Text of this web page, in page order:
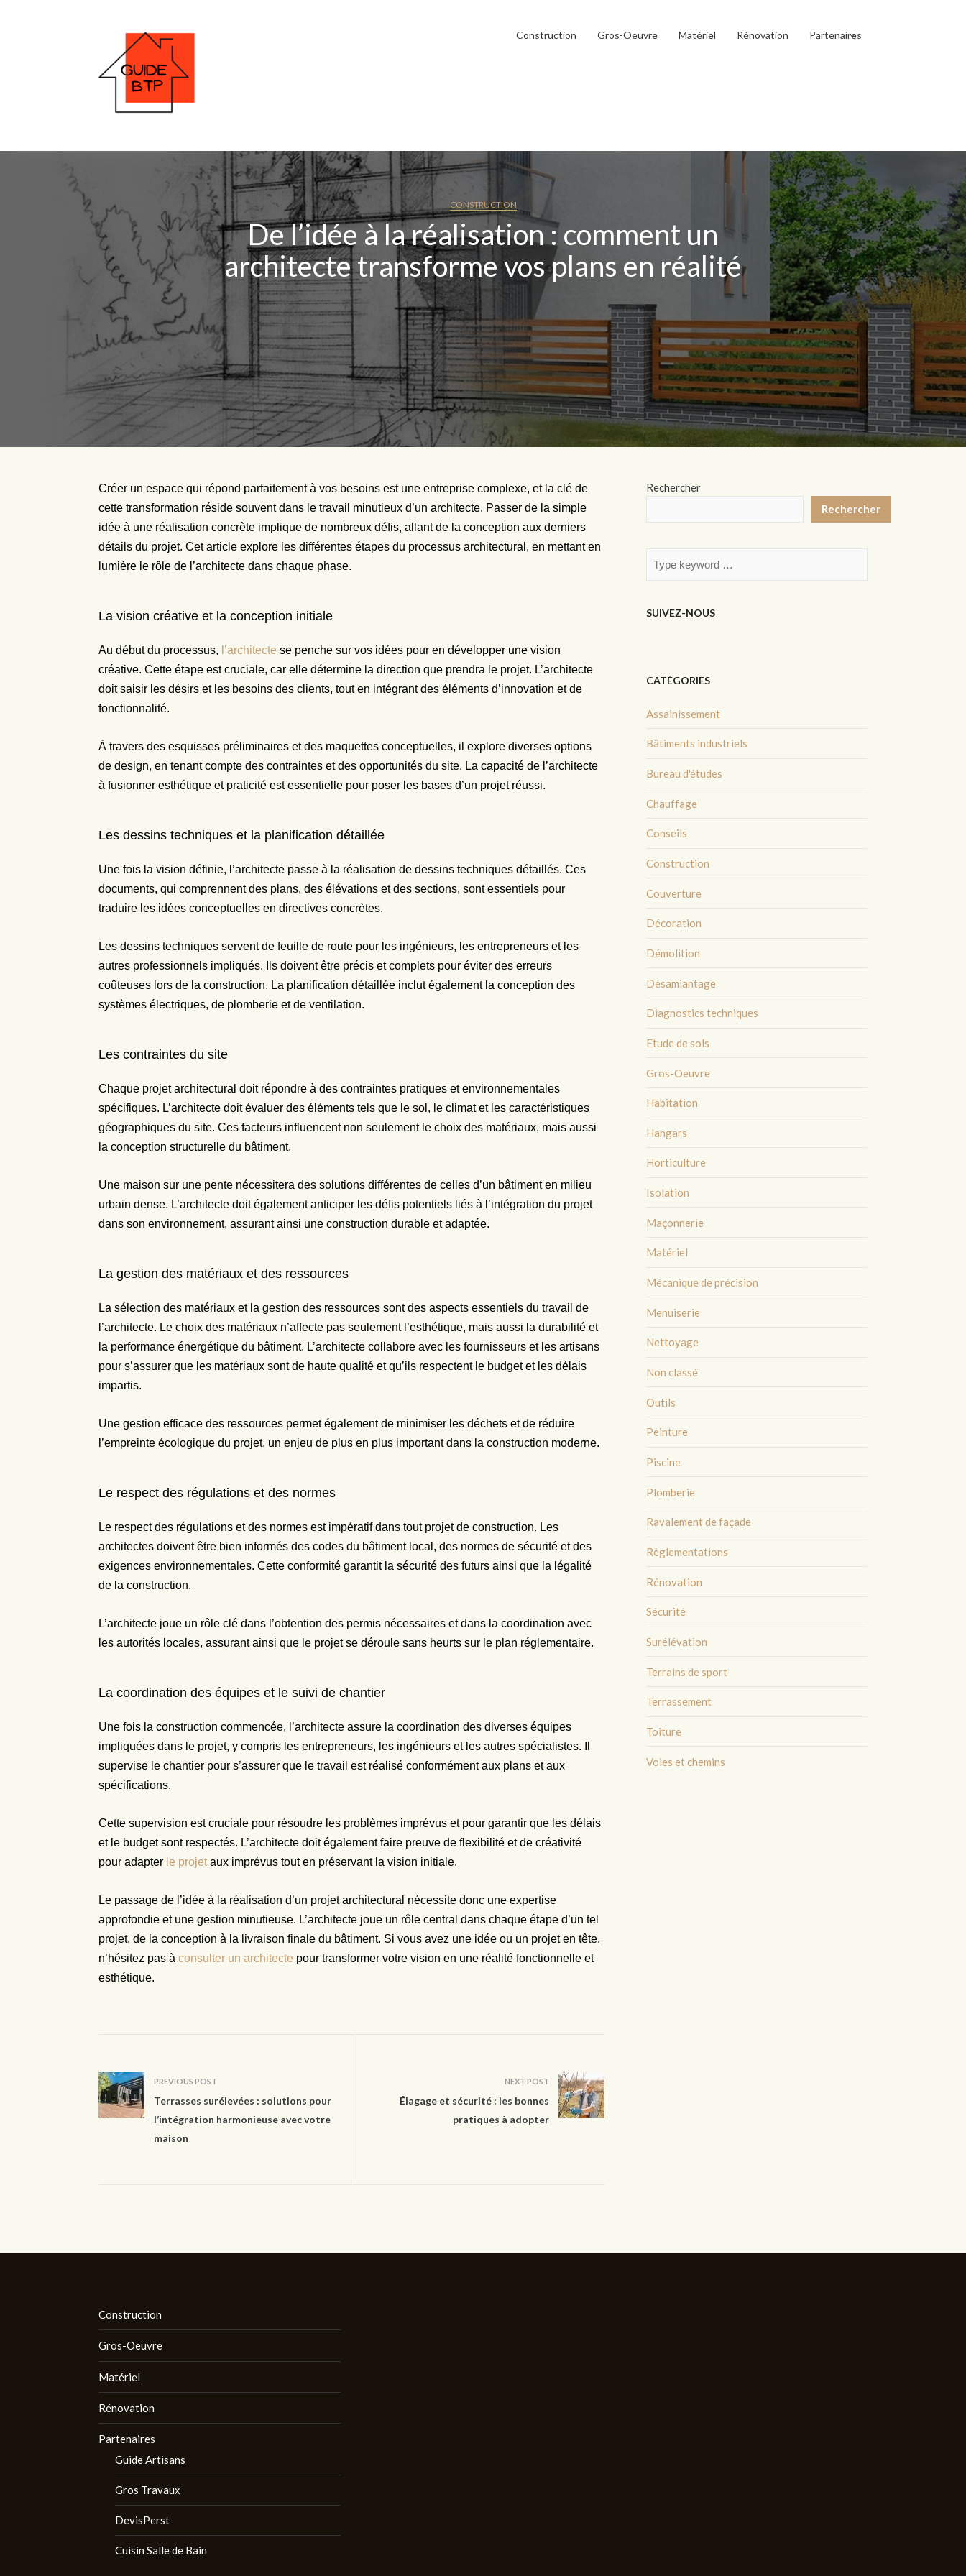
Construction Gros-Oeuvre Matériel Rénovation Partenaires
CONSTRUCTION
De l’idée à la réalisation : comment un
architecte transforme vos plans en réalité
Créer un espace qui répond parfaitement à vos besoins est une entreprise complexe, et la clé de
cette transformation réside souvent dans le travail minutieux d’un architecte. Passer de la simple
idée à une réalisation concrète implique de nombreux défis, allant de la conception aux derniers
détails du projet. Cet article explore les différentes étapes du processus architectural, en mettant en
lumière le rôle de l’architecte dans chaque phase.
La vision créative et la conception initiale
Au début du processus, l’architecte se penche sur vos idées pour en développer une vision
créative. Cette étape est cruciale, car elle détermine la direction que prendra le projet. L’architecte
doit saisir les désirs et les besoins des clients, tout en intégrant des éléments d’innovation et de
fonctionnalité.
À travers des esquisses préliminaires et des maquettes conceptuelles, il explore diverses options
de design, en tenant compte des contraintes et des opportunités du site. La capacité de l’architecte
à fusionner esthétique et praticité est essentielle pour poser les bases d’un projet réussi.
Les dessins techniques et la planification détaillée
Une fois la vision définie, l’architecte passe à la réalisation de dessins techniques détaillés. Ces
documents, qui comprennent des plans, des élévations et des sections, sont essentiels pour
traduire les idées conceptuelles en directives concrètes.
Les dessins techniques servent de feuille de route pour les ingénieurs, les entrepreneurs et les
autres professionnels impliqués. Ils doivent être précis et complets pour éviter des erreurs
coûteuses lors de la construction. La planification détaillée inclut également la conception des
systèmes électriques, de plomberie et de ventilation.
Les contraintes du site
Chaque projet architectural doit répondre à des contraintes pratiques et environnementales
spécifiques. L’architecte doit évaluer des éléments tels que le sol, le climat et les caractéristiques
géographiques du site. Ces facteurs influencent non seulement le choix des matériaux, mais aussi
la conception structurelle du bâtiment.
Une maison sur une pente nécessitera des solutions différentes de celles d’un bâtiment en milieu
urbain dense. L’architecte doit également anticiper les défis potentiels liés à l’intégration du projet
dans son environnement, assurant ainsi une construction durable et adaptée.
La gestion des matériaux et des ressources
La sélection des matériaux et la gestion des ressources sont des aspects essentiels du travail de
l’architecte. Le choix des matériaux n’affecte pas seulement l’esthétique, mais aussi la durabilité et
la performance énergétique du bâtiment. L’architecte collabore avec les fournisseurs et les artisans
pour s’assurer que les matériaux sont de haute qualité et qu’ils respectent le budget et les délais
impartis.
Une gestion efficace des ressources permet également de minimiser les déchets et de réduire
l’empreinte écologique du projet, un enjeu de plus en plus important dans la construction moderne.
Le respect des régulations et des normes
Le respect des régulations et des normes est impératif dans tout projet de construction. Les
architectes doivent être bien informés des codes du bâtiment local, des normes de sécurité et des
exigences environnementales. Cette conformité garantit la sécurité des futurs ainsi que la légalité
de la construction.
L’architecte joue un rôle clé dans l’obtention des permis nécessaires et dans la coordination avec
les autorités locales, assurant ainsi que le projet se déroule sans heurts sur le plan réglementaire.
La coordination des équipes et le suivi de chantier
Une fois la construction commencée, l’architecte assure la coordination des diverses équipes
impliquées dans le projet, y compris les entrepreneurs, les ingénieurs et les autres spécialistes. Il
supervise le chantier pour s’assurer que le travail est réalisé conformément aux plans et aux
spécifications.
Cette supervision est cruciale pour résoudre les problèmes imprévus et pour garantir que les délais
et le budget sont respectés. L’architecte doit également faire preuve de flexibilité et de créativité
pour adapter le projet aux imprévus tout en préservant la vision initiale.
Le passage de l’idée à la réalisation d’un projet architectural nécessite donc une expertise
approfondie et une gestion minutieuse. L’architecte joue un rôle central dans chaque étape d’un tel
projet, de la conception à la livraison finale du bâtiment. Si vous avez une idée ou un projet en tête,
n’hésitez pas à consulter un architecte pour transformer votre vision en une réalité fonctionnelle et
esthétique.
PREVIOUS POST
Terrasses surélevées : solutions pour
l’intégration harmonieuse avec votre
maison
NEXT POST
Élagage et sécurité : les bonnes
pratiques à adopter
Rechercher
Rechercher
SUIVEZ-NOUS
CATÉGORIES
Assainissement
Bâtiments industriels
Bureau d'études
Chauffage
Conseils
Construction
Couverture
Décoration
Démolition
Désamiantage
Diagnostics techniques
Etude de sols
Gros-Oeuvre
Habitation
Hangars
Horticulture
Isolation
Maçonnerie
Matériel
Mécanique de précision
Menuiserie
Nettoyage
Non classé
Outils
Peinture
Piscine
Plomberie
Ravalement de façade
Règlementations
Rénovation
Sécurité
Surélévation
Terrains de sport
Terrassement
Toiture
Voies et chemins
Construction
Gros-Oeuvre
Matériel
Rénovation
Partenaires
Guide Artisans
Gros Travaux
DevisPerst
Cuisin Salle de Bain